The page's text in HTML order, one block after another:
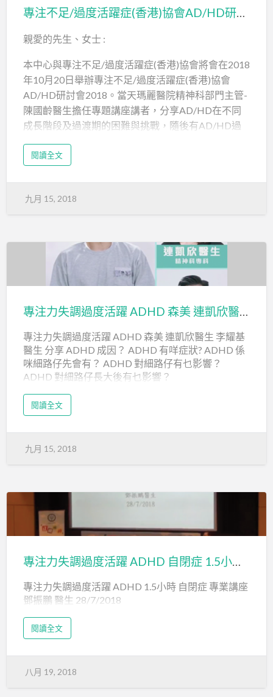
＊了解不同升學就業出路
名額：50人 （先到先得）
費用：全免
截止報名日期：2019年2月28…
專注不足/過度活躍症(香港)協會AD/HD研討會2018
親愛的先生、女士 :
本中心與專注不足/過度活躍症(香港)協會將會在2018
年10月20日舉辦專注不足/過度活躍症(香港)協會
AD/HD研討會2018。當天瑪麗醫院精神科部門主管-
陳國齡醫生擔任專題講座講者，分享AD/HD在不同
成長階段及過渡期的困難與挑戰，隨後有AD/HD過
專家分享如何協助和支援AD/HD學童及其家庭， 內
位報名參加!有關當天研討會資料如下：
地點 ： 香港教育大學大埔露屏路10號C-LP-11演
對象 ： 家長、老師、社工及對AD/HD有興趣的
人士
費用 ： 研討會入場費用全免
截止報名日期：2018年9月30日
網上報名 ： h…
閱讀全文
九月 15, 2018
專注力失調過度活躍 ADHD 森美 連凱欣醫生 李耀基醫生 分享
專注力失調過度活躍 ADHD 森美 連凱欣醫生 李耀基
醫生 分享 ADHD 成因？ ADHD 有咩症狀? ADHD 係
咪細路仔先會有？ ADHD 對細路仔有乜影響？
ADHD 對細路仔長大後有乜影響？
閱讀全文
九月 15, 2018
專注力失調過度活躍 ADHD 自閉症 1.5小時 專業講座 鄧振鵬 醫生 28/7/2018
專注力失調過度活躍 ADHD 1.5小時 自閉症 專業講座
鄧振鵬 醫生 28/7/2018
閱讀全文
八月 19, 2018